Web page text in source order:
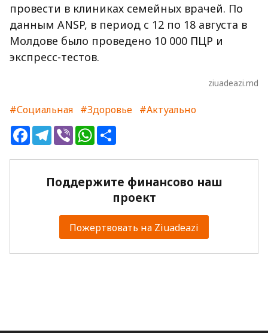
провести в клиниках семейных врачей. По
данным ANSP, в период с 12 по 18 августа в
Молдове было проведено 10 000 ПЦР и
экспресс-тестов.
ziuadeazi.md
#Социальная #Здоровье #Актуально
FacebookTelegram
ViberWhatsApp
Поддержите финансово наш
проект
Пожертвовать на Ziuadeazi